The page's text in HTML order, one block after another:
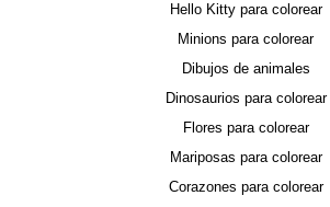
Hello Kitty para colorear
Minions para colorear
Dibujos de animales
Dinosaurios para colorear
Flores para colorear
Mariposas para colorear
Corazones para colorear